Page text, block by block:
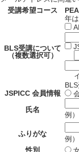
受講希望コース
BLS受講について
（複数選択可）
年
イ
JSPICC 会員情報
氏名
例
ふりがな
例
性別